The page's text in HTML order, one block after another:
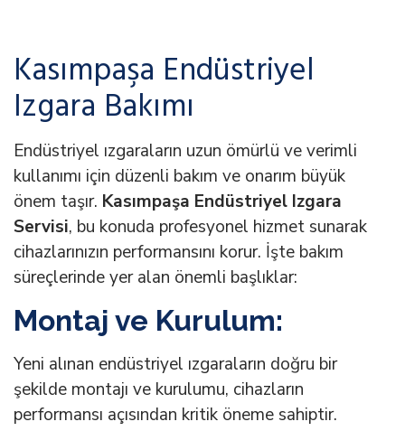
Kasımpaşa Endüstriyel
Izgara Bakımı
Endüstriyel ızgaraların uzun ömürlü ve verimli
kullanımı için düzenli bakım ve onarım büyük
önem taşır. Kasımpaşa Endüstriyel Izgara
Servisi, bu konuda profesyonel hizmet sunarak
cihazlarınızın performansını korur. İşte bakım
süreçlerinde yer alan önemli başlıklar:
Montaj ve Kurulum:
Yeni alınan endüstriyel ızgaraların doğru bir
şekilde montajı ve kurulumu, cihazların
performansı açısından kritik öneme sahiptir.